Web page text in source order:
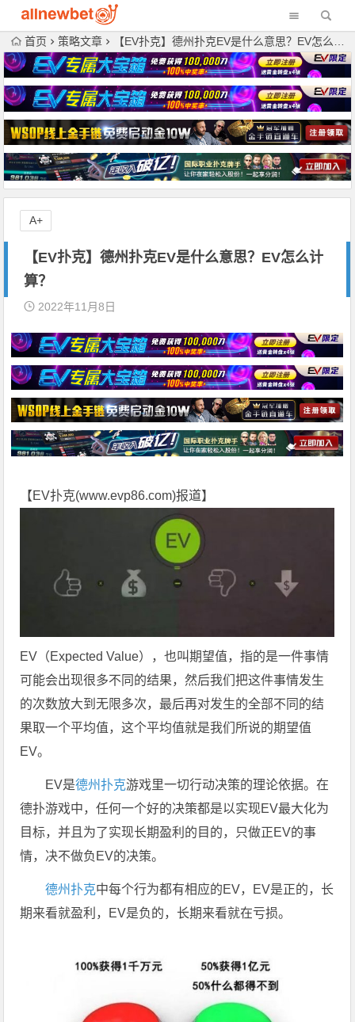
首页 策略文章 【EV扑克】德州扑克EV是什么意思？EV怎么计算？
【EV扑克】德州扑克EV是什么意思？EV怎么计
算？
2022年11月8日
【EV扑克(www.evp86.com)报道】
EV（Expected Value），也叫期望值，指的是一件事情
可能会出现很多不同的结果，然后我们把这件事情发生
的次数放大到无限多次，最后再对发生的全部不同的结
果取一个平均值，这个平均值就是我们所说的期望值
EV。
EV是德州扑克游戏里一切行动决策的理论依据。在
德扑游戏中，任何一个好的决策都是以实现EV最大化为
目标，并且为了实现长期盈利的目的，只做正EV的事
情，决不做负EV的决策。
德州扑克中每个行为都有相应的EV，EV是正的，长
期来看就盈利，EV是负的，长期来看就在亏损。
A+